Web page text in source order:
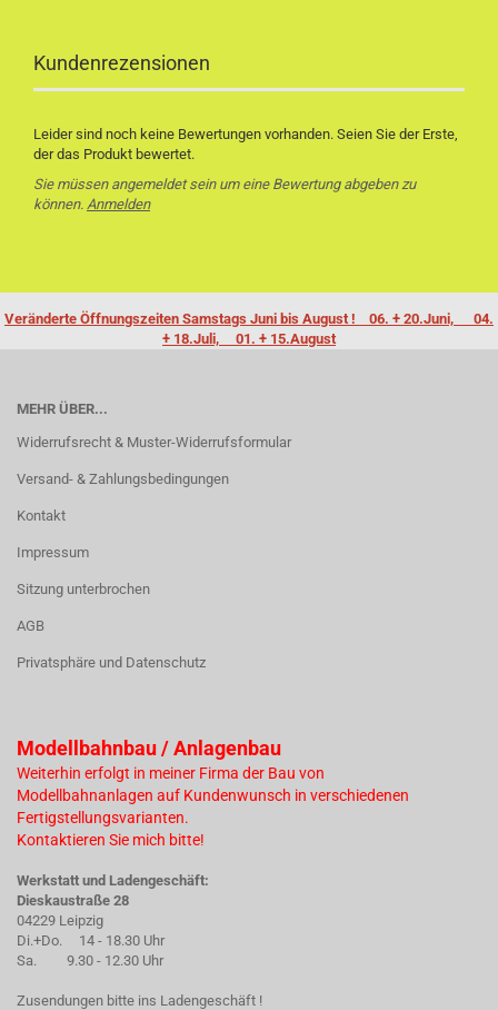
Kundenrezensionen
Leider sind noch keine Bewertungen vorhanden. Seien Sie der Erste,
der das Produkt bewertet.
Sie müssen angemeldet sein um eine Bewertung abgeben zu
können. Anmelden
Veränderte Öffnungszeiten Samstags Juni bis August ! 06. + 20.Juni, 04.
+ 18.Juli, 01. + 15.August
MEHR ÜBER...
Widerrufsrecht & Muster-Widerrufsformular
Versand- & Zahlungsbedingungen
Kontakt
Impressum
Sitzung unterbrochen
AGB
Privatsphäre und Datenschutz
Modellbahnbau / Anlagenbau
Weiterhin erfolgt in meiner Firma der Bau von
Modellbahnanlagen auf Kundenwunsch in verschiedenen
Fertigstellungsvarianten.
Kontaktieren Sie mich bitte!
Werkstatt und Ladengeschäft:
Dieskaustraße 28
04229 Leipzig
Di.+Do. 14 - 18.30 Uhr
Sa. 9.30 - 12.30 Uhr
Zusendungen bitte ins Ladengeschäft !